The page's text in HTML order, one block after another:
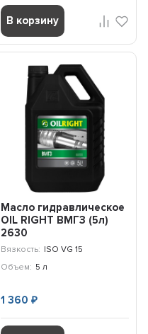
В корзину
Масло гидравлическое
OIL RIGHT ВМГЗ (5л)
2630
Вязкость: ISO VG 15
Объем: 5 л
1 360 ₽